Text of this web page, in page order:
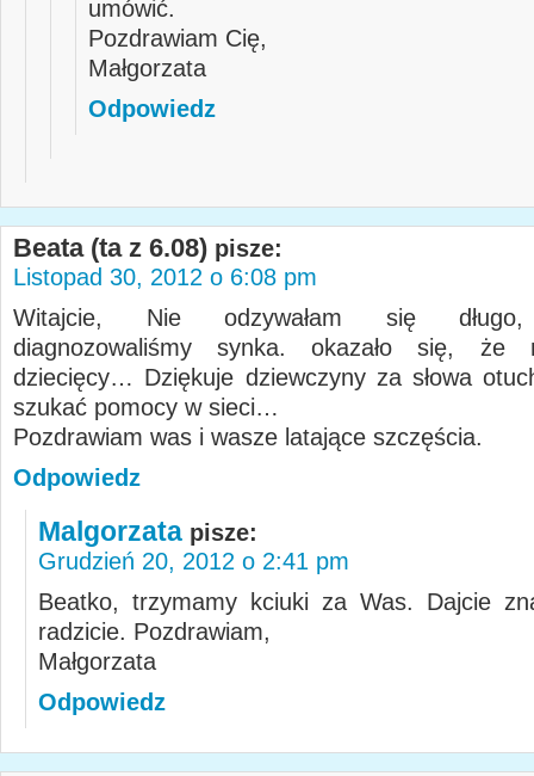
umówić.
Pozdrawiam Cię,
Małgorzata
Odpowiedz
Beata (ta z 6.08) pisze:
Listopad 30, 2012 o 6:08 pm
Witajcie, Nie odzywałam się długo,
diagnozowaliśmy synka. okazało się, że
dziecięcy… Dziękuje dziewczyny za słowa
szukać pomocy w sieci…
Pozdrawiam was i wasze latające szczęścia.
Odpowiedz
Malgorzata pisze:
Grudzień 20, 2012 o 2:41 pm
Beatko, trzymamy kciuki za Was. Dajcie
radzicie. Pozdrawiam,
Małgorzata
Odpowiedz